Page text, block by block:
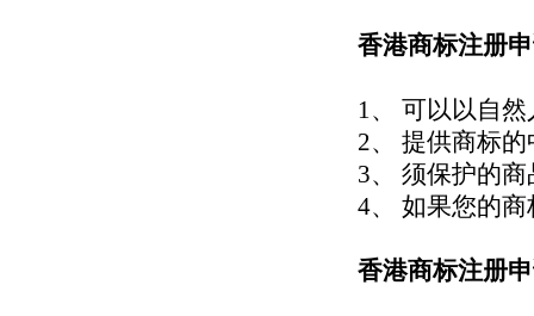
香港商标注册
1、 可以以自
2、 提供商标
3、 须保护的
4、 如果您的
香港商标注册